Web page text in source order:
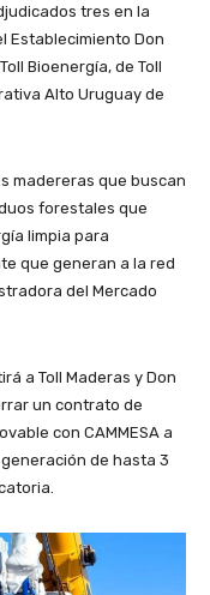
tres en la
Establecimiento Don
Bioenergía, de Toll
Alto Uruguay de
madereras que buscan
forestales que
limpia para
que generan a la red
del Mercado
a Toll Maderas y Don
un contrato de
con CAMMESA a
de hasta 3